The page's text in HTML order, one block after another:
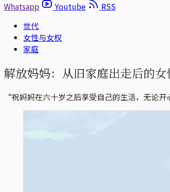
Whatsapp
Youtube
RSS
世代
女性与女权
家庭
解放妈妈：从旧家庭出走后的女
“祝妈妈在六十岁之后享受自己的生活，无论